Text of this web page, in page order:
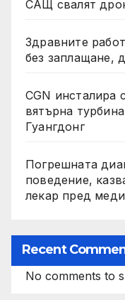
САЩ свалят
Здравните
без заплащане,
CGN инсталира
вятърна
Гуангдонг
Погрешната
поведение,
лекар пред
Recent
No comments to